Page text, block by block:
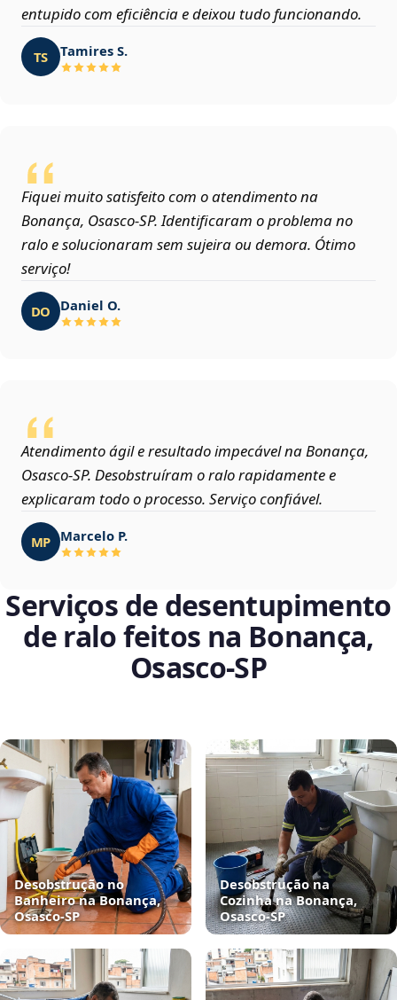
entupido com eficiência e deixou tudo funcionando.
TS Tamires S.
Fiquei muito satisfeito com o atendimento na
Bonança, Osasco‑SP. Identificaram o problema no
ralo e solucionaram sem sujeira ou demora. Ótimo
serviço!
DO Daniel O.
Atendimento ágil e resultado impecável na Bonança,
Osasco‑SP. Desobstruíram o ralo rapidamente e
explicaram todo o processo. Serviço confiável.
MP Marcelo P.
Serviços de desentupimento
de ralo feitos na Bonança,
Osasco‑SP
Desobstrução no
Banheiro na Bonança,
Osasco‑SP
Desobstrução na
Cozinha na Bonança,
Osasco‑SP